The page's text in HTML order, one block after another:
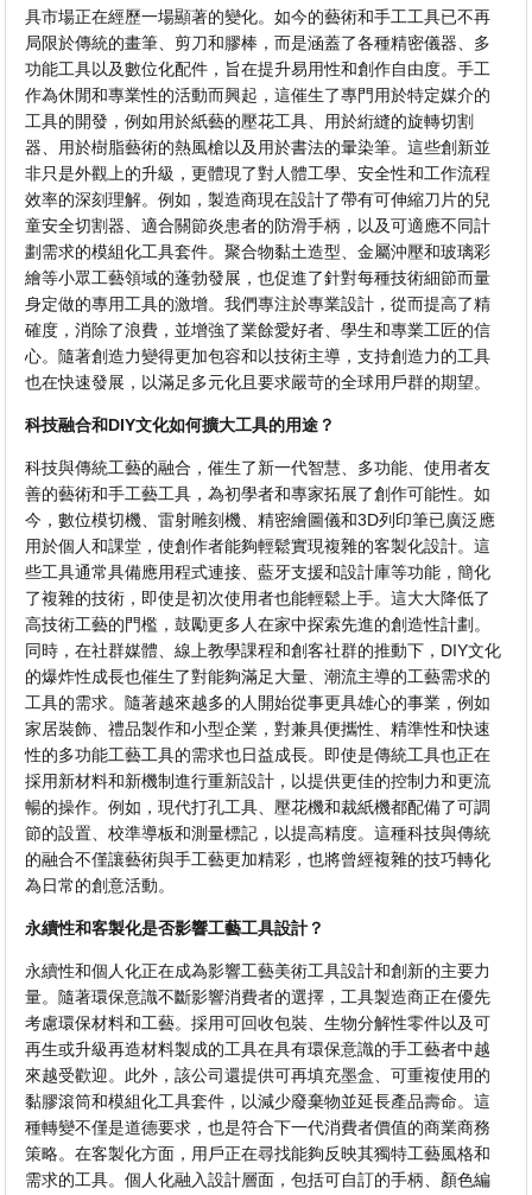
具市場正在經歷一場顯著的變化。如今的藝術和手工工具已不再
局限於傳統的畫筆、剪刀和膠棒，而是涵蓋了各種精密儀器、多
功能工具以及數位化配件，旨在提升易用性和創作自由度。手工
作為休閒和專業性的活動而興起，這催生了專門用於特定媒介的
工具的開發，例如用於紙藝的壓花工具、用於絎縫的旋轉切割
器、用於樹脂藝術的熱風槍以及用於書法的暈染筆。這些創新並
非只是外觀上的升級，更體現了對人體工學、安全性和工作流程
效率的深刻理解。例如，製造商現在設計了帶有可伸縮刀片的兒
童安全切割器、適合關節炎患者的防滑手柄，以及可適應不同計
劃需求的模組化工具套件。聚合物黏土造型、金屬沖壓和玻璃彩
繪等小眾工藝領域的蓬勃發展，也促進了針對每種技術細節而量
身定做的專用工具的激增。我們專注於專業設計，從而提高了精
確度，消除了浪費，並增強了業餘愛好者、學生和專業工匠的信
心。隨著創造力變得更加包容和以技術主導，支持創造力的工具
也在快速發展，以滿足多元化且要求嚴苛的全球用戶群的期望。
科技融合和DIY文化如何擴大工具的用途？
科技與傳統工藝的融合，催生了新一代智慧、多功能、使用者友
善的藝術和手工藝工具，為初學者和專家拓展了創作可能性。如
今，數位模切機、雷射雕刻機、精密繪圖儀和3D列印筆已廣泛應
用於個人和課堂，使創作者能夠輕鬆實現複雜的客製化設計。這
些工具通常具備應用程式連接、藍牙支援和設計庫等功能，簡化
了複雜的技術，即使是初次使用者也能輕鬆上手。這大大降低了
高技術工藝的門檻，鼓勵更多人在家中探索先進的創造性計劃。
同時，在社群媒體、線上教學課程和創客社群的推動下，DIY文化
的爆炸性成長也催生了對能夠滿足大量、潮流主導的工藝需求的
工具的需求。隨著越來越多的人開始從事更具雄心的事業，例如
家居裝飾、禮品製作和小型企業，對兼具便攜性、精準性和快速
性的多功能工藝工具的需求也日益成長。即使是傳統工具也正在
採用新材料和新機制進行重新設計，以提供更佳的控制力和更流
暢的操作。例如，現代打孔工具、壓花機和裁紙機都配備了可調
節的設置、校準導板和測量標記，以提高精度。這種科技與傳統
的融合不僅讓藝術與手工藝更加精彩，也將曾經複雜的技巧轉化
為日常的創意活動。
永續性和客製化是否影響工藝工具設計？
永續性和個人化正在成為影響工藝美術工具設計和創新的主要力
量。隨著環保意識不斷影響消費者的選擇，工具製造商正在優先
考慮環保材料和工藝。採用可回收包裝、生物分解性零件以及可
再生或升級再造材料製成的工具在具有環保意識的手工藝者中越
來越受歡迎。此外，該公司還提供可再填充墨盒、可重複使用的
黏膠滾筒和模組化工具套件，以減少廢棄物並延長產品壽命。這
種轉變不僅是道德要求，也是符合下一代消費者價值的商業商務
策略。在客製化方面，用戶正在尋找能夠反映其獨特工藝風格和
需求的工具。個人化融入設計層面，包括可自訂的手柄、顏色編